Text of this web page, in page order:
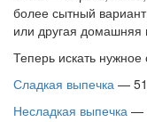
более сытный
или другая домашняя
Теперь искать
Сладкая выпечка —
Несладкая выпечка —